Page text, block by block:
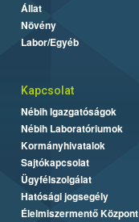
Állat
Növény
Labor/Egyéb
Kapcsolat
Nébih Igazgatóságok
Nébih Laboratóriumok
Kormányhivatalok
Sajtókapcsolat
Ügyfélszolgálat
Hatósági jogsegély
Élelmiszermentő Központ